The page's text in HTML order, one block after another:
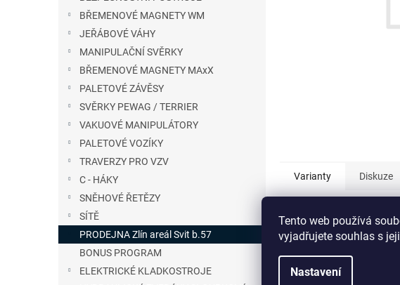
Tento web používá
vyjadřujete souhlas s
Nastavení
BŘEMENOVÉ MAGNETY WM
JEŘÁBOVÉ VÁHY
MANIPULAČNÍ SVĚRKY
BŘEMENOVÉ MAGNETY MAxX
PALETOVÉ ZÁVĚSY
SVĚRKY PEWAG / TERRIER
VAKUOVÉ MANIPULÁTORY
PALETOVÉ VOZÍKY
TRAVERZY PRO VZV
C - HÁKY
SNĚHOVÉ ŘETĚZY
SÍTĚ
PRODEJNA Zlín areál Svit b.57
BONUS PROGRAM
ELEKTRICKÉ KLADKOSTROJE
Varianty Diskuze
nazev: Lanové vázací
Skladem| D01680/329